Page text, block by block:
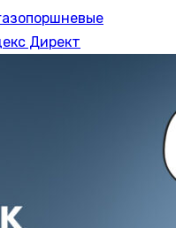
Директ